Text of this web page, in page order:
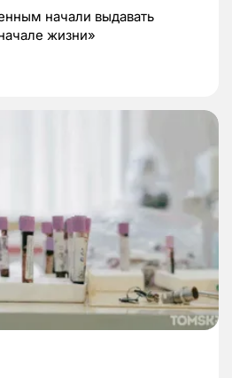
начали выдавать
жизни»